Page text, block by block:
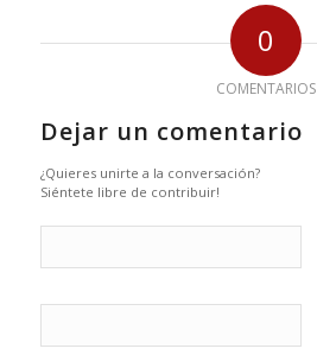
0
COMENTARIOS
Dejar un comentario
¿Quieres unirte a la conversación?
Siéntete libre de contribuir!